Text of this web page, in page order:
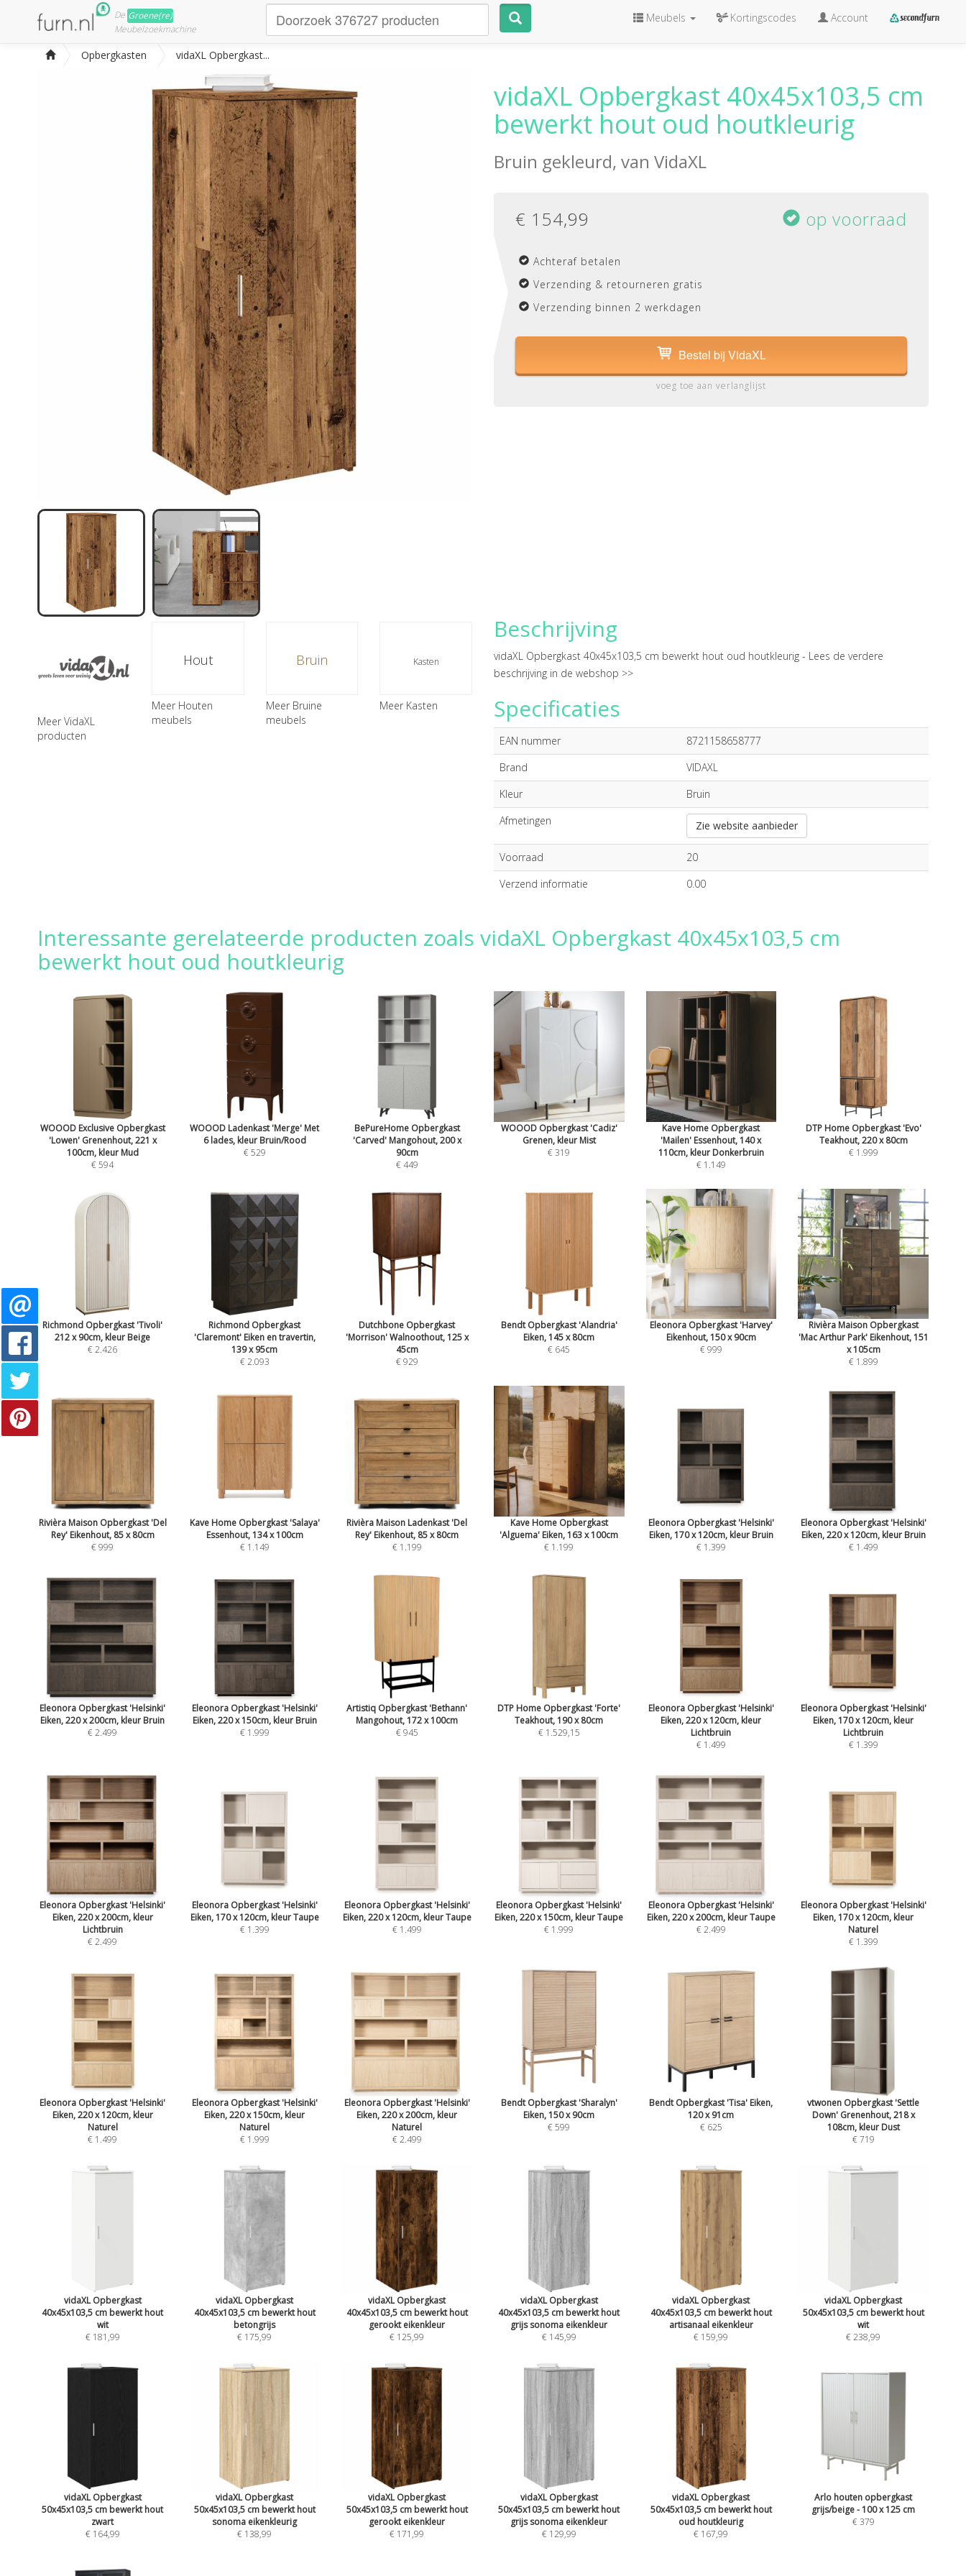
De Groene(re)
Meubelzoekmachine
Meubels Kortingscodes Account
Opbergkasten vidaXL Opbergkast...
vidaXL Opbergkast 40x45x103,5 cm
bewerkt hout oud houtkleurig
Bruin gekleurd, van VidaXL
€ 154,99 op voorraad
Achteraf betalen
Verzending & retourneren gratis
Verzending binnen 2 werkdagen
Bestel bij VidaXL
voeg toe aan verlanglijst
Meer VidaXL
producten
Hout
Meer Houten
meubels
Bruin
Meer Bruine
meubels
Kasten
Meer Kasten
Beschrijving
vidaXL Opbergkast 40x45x103,5 cm bewerkt hout oud houtkleurig - Lees de verdere
beschrijving in de webshop >>
Specificaties
EAN nummer
8721158658777
Brand
VIDAXL
Kleur
Bruin
Afmetingen
Zie website aanbieder
Voorraad
20
Verzend informatie
0.00
Interessante gerelateerde producten zoals vidaXL Opbergkast 40x45x103,5 cm
bewerkt hout oud houtkleurig
WOOOD Exclusive Opbergkast
'Lowen' Grenenhout, 221 x
100cm, kleur Mud
€ 594
WOOOD Ladenkast 'Merge' Met
6 lades, kleur Bruin/Rood
€ 529
BePureHome Opbergkast
'Carved' Mangohout, 200 x
90cm
€ 449
WOOOD Opbergkast 'Cadiz'
Grenen, kleur Mist
€ 319
Kave Home Opbergkast
'Mailen' Essenhout, 140 x
110cm, kleur Donkerbruin
€ 1.149
DTP Home Opbergkast 'Evo'
Teakhout, 220 x 80cm
€ 1.999
Richmond Opbergkast 'Tivoli'
212 x 90cm, kleur Beige
€ 2.426
Richmond Opbergkast
'Claremont' Eiken en travertin,
139 x 95cm
€ 2.093
Dutchbone Opbergkast
'Morrison' Walnoothout, 125 x
45cm
€ 929
Bendt Opbergkast 'Alandria'
Eiken, 145 x 80cm
€ 645
Eleonora Opbergkast 'Harvey'
Eikenhout, 150 x 90cm
€ 999
Rivièra Maison Opbergkast
'Mac Arthur Park' Eikenhout, 151
x 105cm
€ 1.899
Rivièra Maison Opbergkast 'Del
Rey' Eikenhout, 85 x 80cm
€ 999
Kave Home Opbergkast 'Salaya'
Essenhout, 134 x 100cm
€ 1.149
Rivièra Maison Ladenkast 'Del
Rey' Eikenhout, 85 x 80cm
€ 1.199
Kave Home Opbergkast
'Alguema' Eiken, 163 x 100cm
€ 1.199
Eleonora Opbergkast 'Helsinki'
Eiken, 170 x 120cm, kleur Bruin
€ 1.399
Eleonora Opbergkast 'Helsinki'
Eiken, 220 x 120cm, kleur Bruin
€ 1.499
Eleonora Opbergkast 'Helsinki'
Eiken, 220 x 200cm, kleur Bruin
€ 2.499
Eleonora Opbergkast 'Helsinki'
Eiken, 220 x 150cm, kleur Bruin
€ 1.999
Artistiq Opbergkast 'Bethann'
Mangohout, 172 x 100cm
€ 945
DTP Home Opbergkast 'Forte'
Teakhout, 190 x 80cm
€ 1.529,15
Eleonora Opbergkast 'Helsinki'
Eiken, 220 x 120cm, kleur
Lichtbruin
€ 1.499
Eleonora Opbergkast 'Helsinki'
Eiken, 170 x 120cm, kleur
Lichtbruin
€ 1.399
Eleonora Opbergkast 'Helsinki'
Eiken, 220 x 200cm, kleur
Lichtbruin
€ 2.499
Eleonora Opbergkast 'Helsinki'
Eiken, 170 x 120cm, kleur Taupe
€ 1.399
Eleonora Opbergkast 'Helsinki'
Eiken, 220 x 120cm, kleur Taupe
€ 1.499
Eleonora Opbergkast 'Helsinki'
Eiken, 220 x 150cm, kleur Taupe
€ 1.999
Eleonora Opbergkast 'Helsinki'
Eiken, 220 x 200cm, kleur Taupe
€ 2.499
Eleonora Opbergkast 'Helsinki'
Eiken, 170 x 120cm, kleur
Naturel
€ 1.399
Eleonora Opbergkast 'Helsinki'
Eiken, 220 x 120cm, kleur
Naturel
€ 1.499
Eleonora Opbergkast 'Helsinki'
Eiken, 220 x 150cm, kleur
Naturel
€ 1.999
Eleonora Opbergkast 'Helsinki'
Eiken, 220 x 200cm, kleur
Naturel
€ 2.499
Bendt Opbergkast 'Sharalyn'
Eiken, 150 x 90cm
€ 599
Bendt Opbergkast 'Tisa' Eiken,
120 x 91cm
€ 625
vtwonen Opbergkast 'Settle
Down' Grenenhout, 218 x
108cm, kleur Dust
€ 719
vidaXL Opbergkast
40x45x103,5 cm bewerkt hout
wit
€ 181,99
vidaXL Opbergkast
40x45x103,5 cm bewerkt hout
betongrijs
€ 175,99
vidaXL Opbergkast
40x45x103,5 cm bewerkt hout
gerookt eikenkleur
€ 125,99
vidaXL Opbergkast
40x45x103,5 cm bewerkt hout
grijs sonoma eikenkleur
€ 145,99
vidaXL Opbergkast
40x45x103,5 cm bewerkt hout
artisanaal eikenkleur
€ 159,99
vidaXL Opbergkast
50x45x103,5 cm bewerkt hout
wit
€ 238,99
vidaXL Opbergkast
50x45x103,5 cm bewerkt hout
zwart
€ 164,99
vidaXL Opbergkast
50x45x103,5 cm bewerkt hout
sonoma eikenkleurig
€ 138,99
vidaXL Opbergkast
50x45x103,5 cm bewerkt hout
gerookt eikenkleur
€ 171,99
vidaXL Opbergkast
50x45x103,5 cm bewerkt hout
grijs sonoma eikenkleur
€ 129,99
vidaXL Opbergkast
50x45x103,5 cm bewerkt hout
oud houtkleurig
€ 167,99
Arlo houten opbergkast
grijs/beige - 100 x 125 cm
€ 379